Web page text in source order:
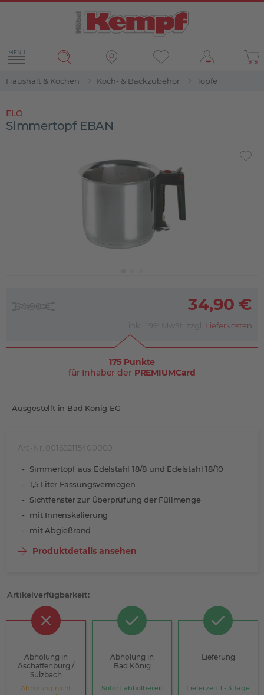
MENÜ
Haushalt & Kochen Koch- & Backzubehör Töpfe
ELO
Simmertopf EBAN
Art.-Nr. 001682115400000
Simmertopf aus Edelstahl 18/8 und Edelstahl 18/10
1,5 Liter Fassungsvermögen
Sichtfenster zur Überprüfung der Füllmenge
mit Innenskalierung
mit Abgießrand
Produktdetails ansehen
Artikelverfügbarkeit:
Abholung in
Aschaffenburg /
Sulzbach
Abholung nicht
Abholung in
Bad König
Sofort abholbereit
Lieferung
Lieferzeit 1 - 3 Tage
34,90 €
inkl. 19% MwSt. zzgl. Lieferkosten
175 Punkte
für Inhaber der PREMIUMCard
Ausgestellt in Bad König EG